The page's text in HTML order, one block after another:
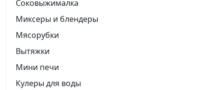
Соковыжималка
Миксеры и блендеры
Мясорубки
Вытяжки
Мини печи
Кулеры для воды